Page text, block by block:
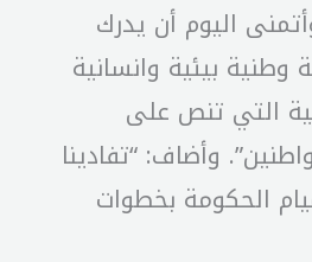
اليوم أن يدرك
بيئية وانسانية
التي تنص على
وأضاف: “تفادينا
الحكومة بخطوات